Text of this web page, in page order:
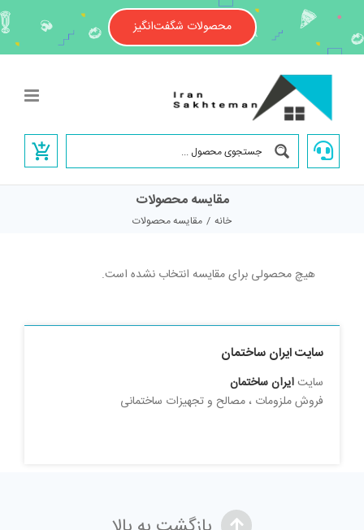
content
محصولات شگفت‌انگیز
مقایسه محصولات
خانه / مقایسه محصولات
هیچ محصولی برای مقایسه انتخاب نشده است.
سایت ایران ساختمان
سایتایران ساختمان
فروش ملزومات ، مصالح و تجهیزات ساختمانی